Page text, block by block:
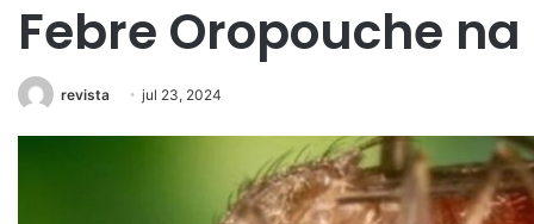
Febre Oropouche
revista jul 23, 2024